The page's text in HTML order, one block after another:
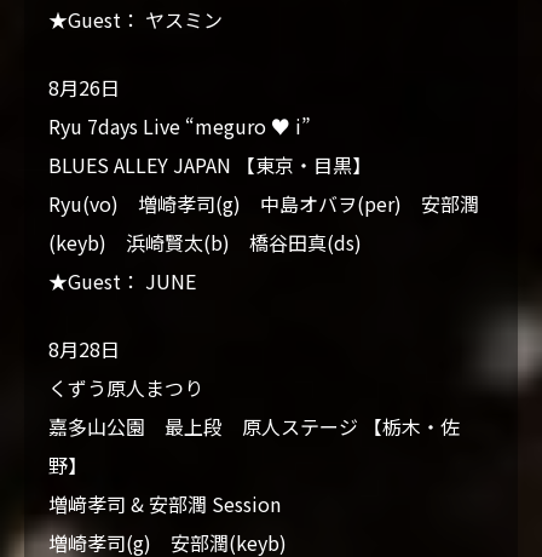
★Guest： ヤスミン
8月26日
Ryu 7days Live “meguro ♥ i”
BLUES ALLEY JAPAN 【東京・目黒】
Ryu(vo) 増崎孝司(g) 中島オバヲ(per) 安部潤
(keyb) 浜崎賢太(b) 橋谷田真(ds)
★Guest： JUNE
8月28日
くずう原人まつり
嘉多山公園 最上段 原人ステージ 【栃木・佐
野】
増﨑孝司 & 安部潤 Session
増崎孝司(g) 安部潤(keyb)